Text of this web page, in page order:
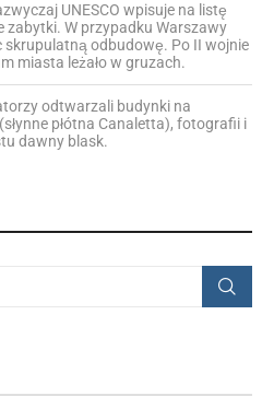
UNESCO wpisuje na listę
zabytki. W przypadku Warszawy
odbudowę. Po II wojnie
miasta leżało w gruzach.
odtwarzali budynki na
płótna Canaletta), fotografii i
dawny blask.